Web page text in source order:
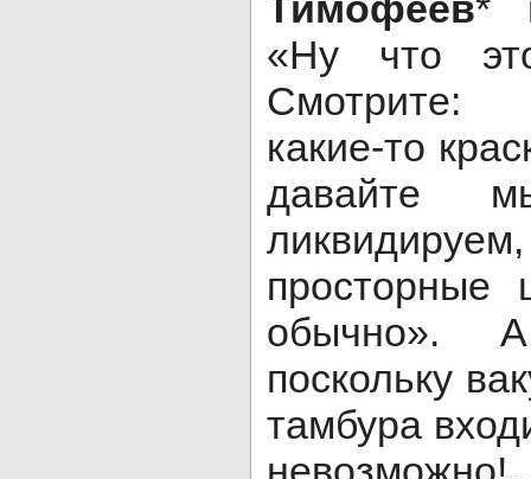
«Ну что
Смотрите:
какие-то
давайте
просторные
обычно».
поскольку
тамбура